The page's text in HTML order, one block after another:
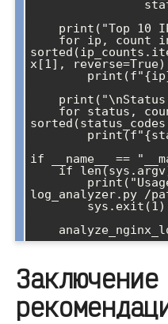
x[1],
if __name__ ==
    if len(sys.argv) != 2:
log_analyzer.py /
        sys.exit(1)